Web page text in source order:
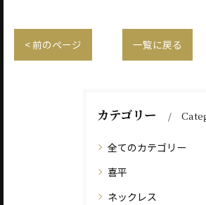
< 前のページ 一覧に戻る
カテゴリー
全てのカテゴリー
喜平
ネックレス